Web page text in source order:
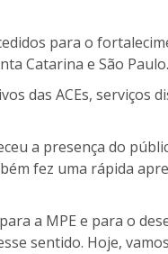
para o
Catarina e São Paulo.
das ACEs, serviços
a presença do
fez uma rápida
a MPE e para o
sentido. Hoje,